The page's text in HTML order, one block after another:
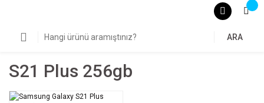
ARA
S21 Plus 256gb